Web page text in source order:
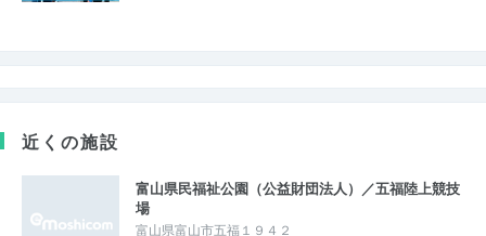
近くの施設
富山県民福祉公園（公益財団法人）／五福陸上競技
場
富山県富山市五福１９４２